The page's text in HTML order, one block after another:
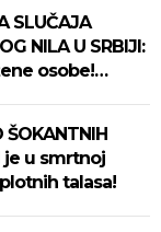
SLUČAJA
NILA U SRBIJI:
osobe!
ŠOKANTNIH
je u smrtnoj
talasa!